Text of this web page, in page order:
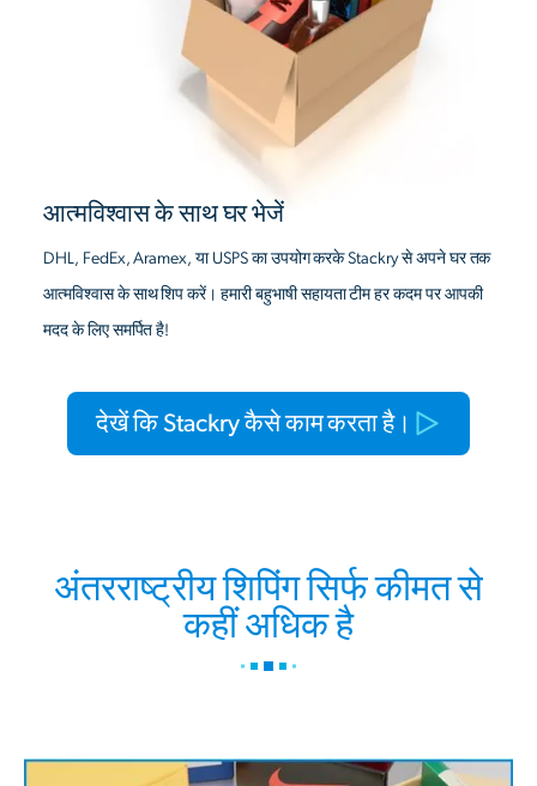
आत्मविश्वास के साथ घर भेजें
DHL, FedEx, Aramex, या USPS का उपयोग करके Stackry से अपने घर तक
आत्मविश्वास के साथ शिप करें। हमारी बहुभाषी सहायता टीम हर कदम पर आपकी
मदद के लिए समर्पित है!
देखें कि Stackry कैसे काम करता है।
अंतरराष्ट्रीय शिपिंग सिर्फ कीमत से
कहीं अधिक है